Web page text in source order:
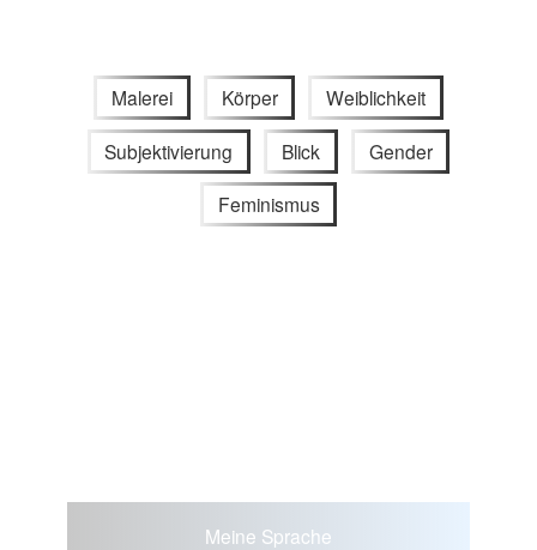
Malerei Körper Weiblichkeit
Subjektivierung Blick Gender
Feminismus
Meine Sprache